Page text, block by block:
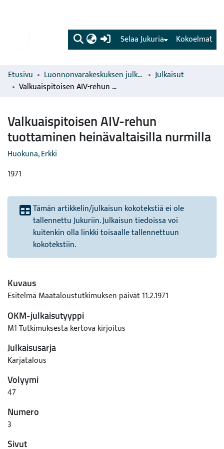
(current) Kokoelmat
Selaa Jukuria
Etusivu Luonnonvarakeskuksen julkaisut
Julkaisut
Valkuaispitoisen AIV-rehun tuottaminen heinävaltaisilla nurmilla
Valkuaispitoisen AIV-rehun
tuottaminen heinävaltaisilla nurmilla
Huokuna, Erkki
1971
Tämän artikkelin/julkaisun kokotekstiä ei ole
tallennettu Jukuriin. Julkaisun tiedoissa voi
kuitenkin olla linkki toisaalle tallennettuun
kokotekstiin.
Kuvaus
Esitelmä Maataloustutkimuksen päivät 11.2.1971
OKM-julkaisutyyppi
M1 Tutkimuksesta kertova kirjoitus
Julkaisusarja
Karjatalous
Volyymi
47
Numero
3
Sivut